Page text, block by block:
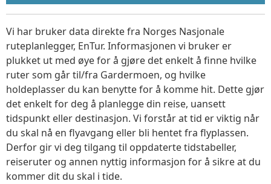
Vi har bruker data direkte fra Norges Nasjonale
ruteplanlegger, EnTur. Informasjonen vi bruker er
plukket ut med øye for å gjøre det enkelt å finne hvilke
ruter som går til/fra Gardermoen, og hvilke
holdeplasser du kan benytte for å komme hit. Dette gjør
det enkelt for deg å planlegge din reise, uansett
tidspunkt eller destinasjon. Vi forstår at tid er viktig når
du skal nå en flyavgang eller bli hentet fra flyplassen.
Derfor gir vi deg tilgang til oppdaterte tidstabeller,
reiseruter og annen nyttig informasjon for å sikre at du
kommer dit du skal i tide.